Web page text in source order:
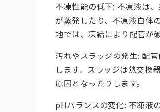
不凍性能の低下: 不凍液は
が蒸発したり、不凍液自体
地では、凍結により配管が
汚れやスラッジの発生: 配
します。スラッジは熱交換
原因となったりします。
pHバランスの変化: 不凍液